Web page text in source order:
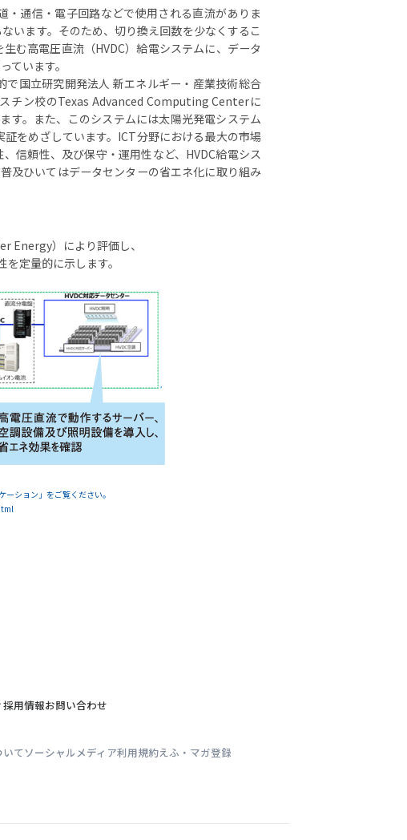
通信・電子回路などで使用される直流がありま
います。そのため、切り換え回数を少なくするこ
む高電圧直流（HVDC）給電システムに、データ
ています。
国立研究開発法人 新エネルギー・産業技術総合
チン校のTexas Advanced Computing Centerに
す。また、このシステムには太陽光発電システム
をめざしています。ICT分野における最大の市場
信頼性、及び保守・運用性など、HVDC給電シス
及ひいてはデータセンターの省エネ化に取り組み
Energy）により評価し、
定量的に示します。
ション」をご覧ください。
採用情報お問い合わせ
いてソーシャルメディア利用規約えふ・マガ登録